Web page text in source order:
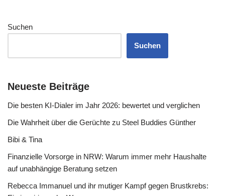
Suchen
Suchen
Neueste Beiträge
Die besten KI-Dialer im Jahr 2026: bewertet und verglichen
Die Wahrheit über die Gerüchte zu Steel Buddies Günther
Bibi & Tina
Finanzielle Vorsorge in NRW: Warum immer mehr Haushalte
auf unabhängige Beratung setzen
Rebecca Immanuel und ihr mutiger Kampf gegen Brustkrebs: